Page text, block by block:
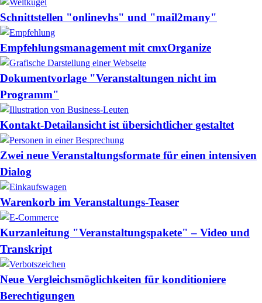
Schnittstellen "onlinevhs" und "mail2many"
Empfehlungsmanagement mit cmxOrganize
Dokumentvorlage "Veranstaltungen nicht im
Programm"
Kontakt-Detailansicht ist übersichtlicher gestaltet
Zwei neue Veranstaltungsformate für einen intensiven
Dialog
Warenkorb im Veranstaltungs-Teaser
Kurzanleitung "Veranstaltungspakete" – Video und
Transkript
Neue Vergleichsmöglichkeiten für konditioniere
Berechtigungen